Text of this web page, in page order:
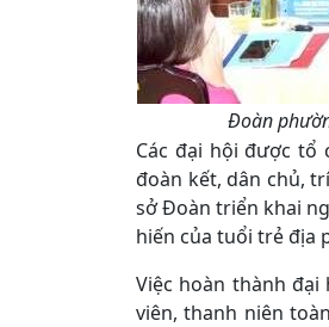
Đoàn
Các đại hội được
đoàn kết, dân chủ,
sở Đoàn triển khai
hiến của tuổi trẻ địa
Việc hoàn thành
viên, thanh niên